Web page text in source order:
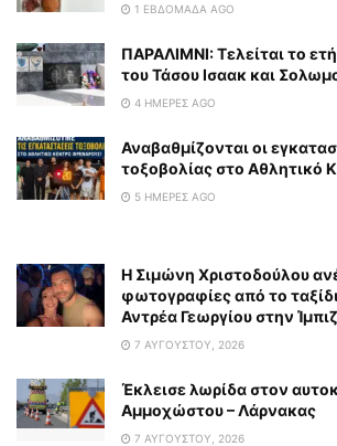
1 ΕΒΔΟΜΆΔΑ AGO
ΠΑΡΑΛΙΜΝΙ: Τελείται το
του Τάσου Ισαακ και
4 ΗΜΈΡΕΣ AGO
Αναβαθμίζονται οι
τοξοβολίας στο Αθλητικό
5 ΗΜΈΡΕΣ AGO
Η Σιμώνη Χριστοδούλου
φωτογραφίες από το
Αντρέα Γεωργίου στην
7 ΑΥΓΟΎΣΤΟΥ, 2026
Έκλεισε λωρίδα στον
Αμμοχώστου – Λάρνακας
7 ΑΥΓΟΎΣΤΟΥ, 2026